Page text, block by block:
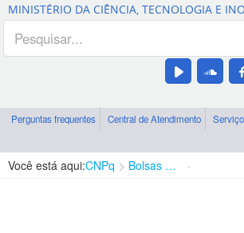
MINISTÉRIO DA CIÊNCIA, TECNOLOGIA E
Perguntas frequentes Central de Atendimento
Você está aqui:CNPq Bolsas e Auxílios Vigentes